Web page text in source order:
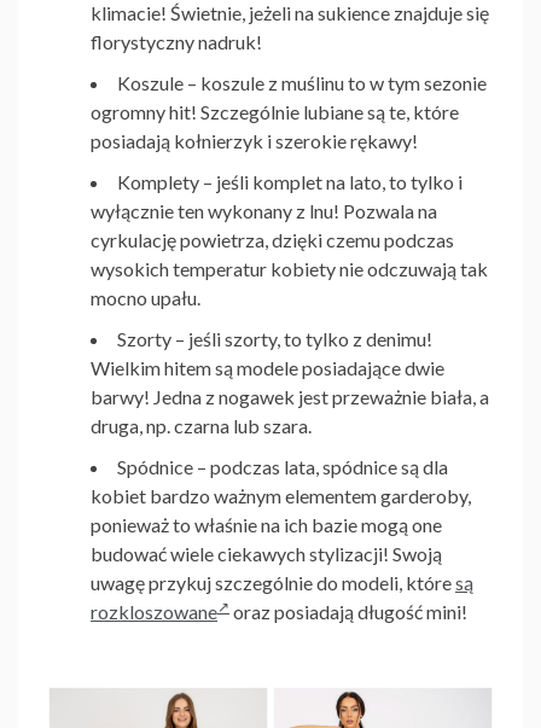
klimacie! Świetnie, jeżeli na sukience znajduje się
florystyczny nadruk!
Koszule – koszule z muślinu to w tym sezonie
ogromny hit! Szczególnie lubiane są te, które
posiadają kołnierzyk i szerokie rękawy!
Komplety – jeśli komplet na lato, to tylko i
wyłącznie ten wykonany z lnu! Pozwala na
cyrkulację powietrza, dzięki czemu podczas
wysokich temperatur kobiety nie odczuwają tak
mocno upału.
Szorty – jeśli szorty, to tylko z denimu!
Wielkim hitem są modele posiadające dwie
barwy! Jedna z nogawek jest przeważnie biała, a
druga, np. czarna lub szara.
Spódnice – podczas lata, spódnice są dla
kobiet bardzo ważnym elementem garderoby,
ponieważ to właśnie na ich bazie mogą one
budować wiele ciekawych stylizacji! Swoją
uwagę przykuj szczególnie do modeli, któresą
rozkloszowane
oraz posiadają długość mini!